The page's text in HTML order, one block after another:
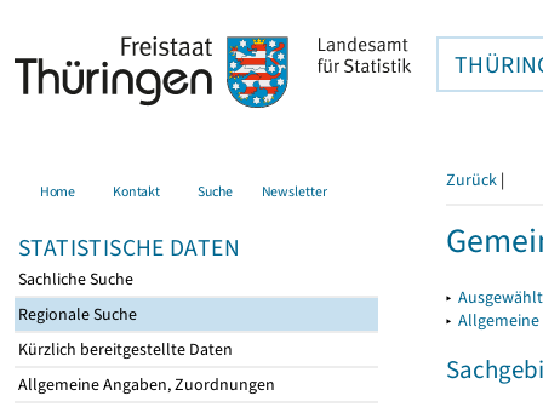
Home Kontakt Suche Newsletter
STATISTISCHE DATEN
Sachliche Suche
Regionale Suche
Kürzlich bereitgestellte Daten
Allgemeine Angaben, Zuordnungen
Zurück |
▸
▸